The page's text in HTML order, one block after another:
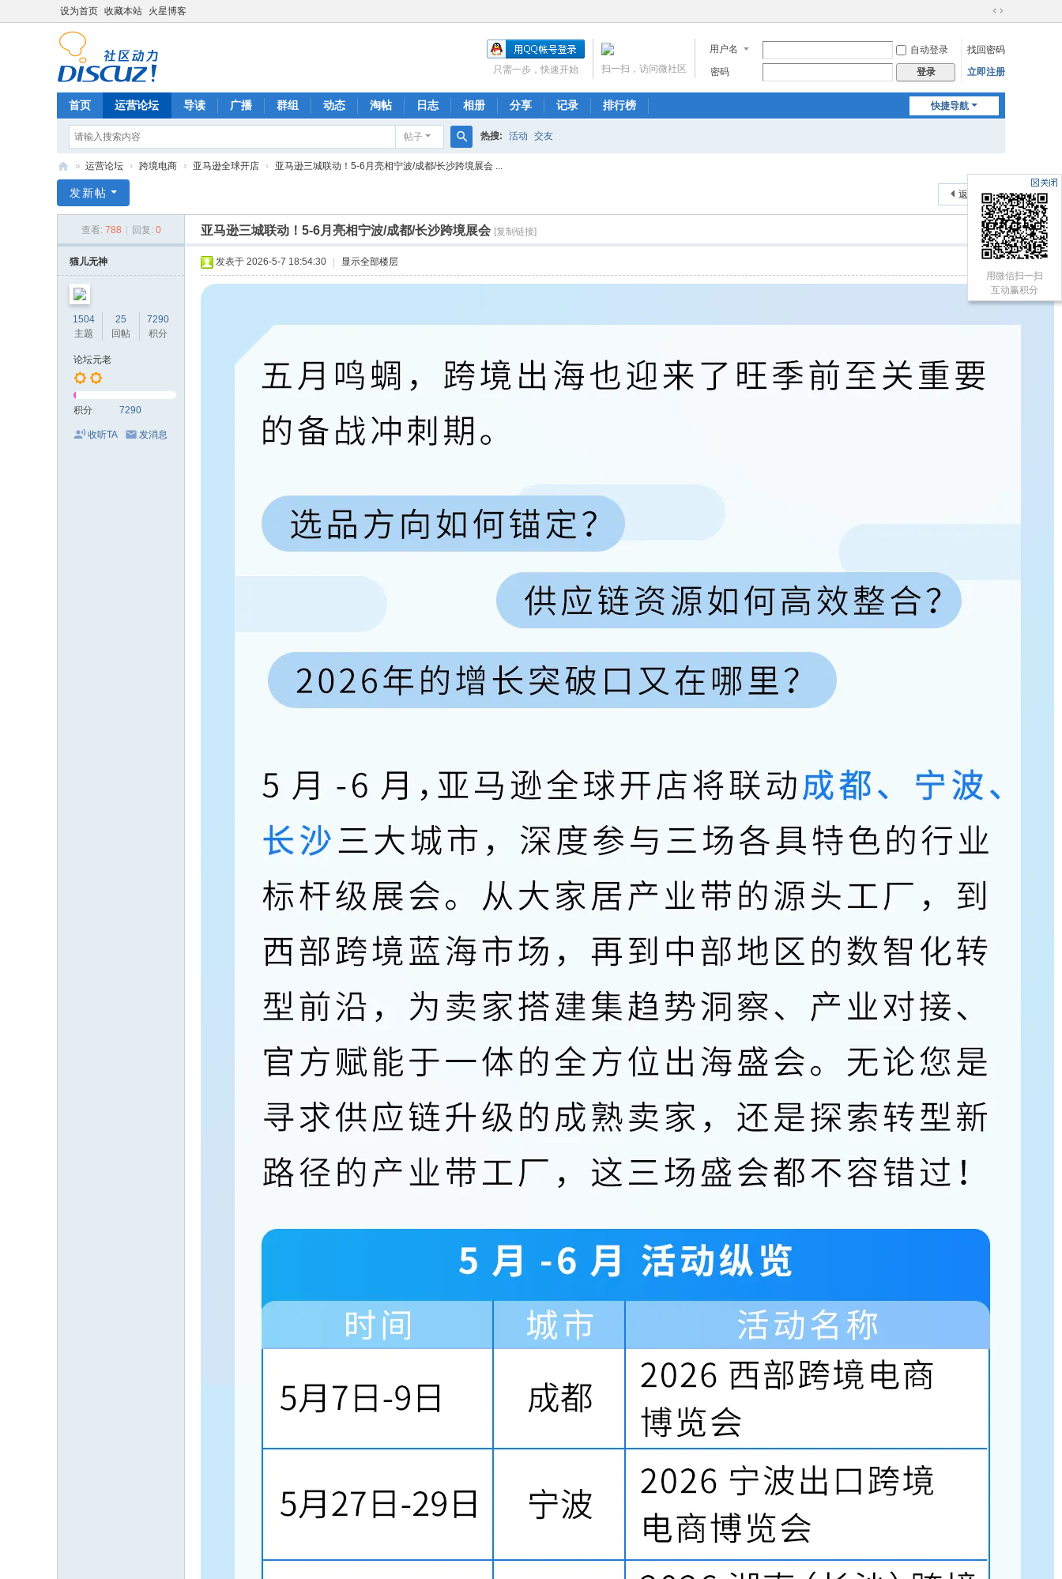
设为首页 收藏本站 火星博客
切
到
宽
用户名 自动登录
找回密码
密码
登录 立即注册
扫一扫，访问微社区
只需一步，快速开始
快捷导航
首页 运营论坛 导读 广播 群组 动态 淘帖 日志 相册 分享 记录 排行榜
帖子
搜
热搜: 活动 交友
商
» 运营论坛 › 跨境电商 › 亚马逊全球开店 › 亚马逊三城联动！5-6月亮相宁波/成都/长沙跨境展会 ...
返回列表
发新帖
查看: 788 回复: 0 亚马逊三城联动！5-6月亮相宁波/成都/长沙跨境展会 [复制链接]
猫儿无神
1504
主题
25
回帖
7290
积分
论坛元老
积分 7290
收听TA 发消息
发表于 2026-5-7 18:54:30 显示全部楼层
用微信扫一扫
互动赢积分